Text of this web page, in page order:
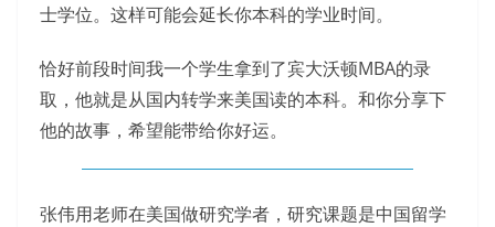
士学位。这样可能会延长你本科的学业时间。
恰好前段时间我一个学生拿到了宾大沃顿MBA的录
取，他就是从国内转学来美国读的本科。和你分享下
他的故事，希望能带给你好运。
张伟用老师在美国做研究学者，研究课题是中国留学